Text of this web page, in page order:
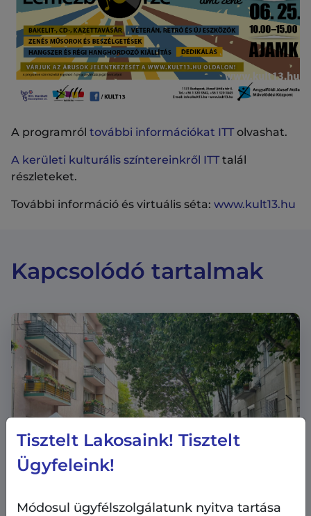
A programról további információkat ITTolvashat.
A kerületi kulturális színtereinkről ITTtalál
részleteket.
További információ és virtuális séta: www.kult13.hu
Kapcsolódó tartalmak
Tisztelt Lakosaink! Tisztelt
Ügyfeleink!
Módosul ügyfélszolgálatunk nyitva tartása